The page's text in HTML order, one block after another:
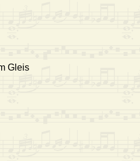
Gleis